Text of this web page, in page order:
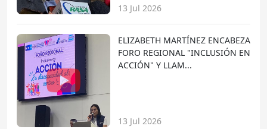
13 Jul 2026
ELIZABETH MARTÍNEZ ENCABEZA
FORO REGIONAL "INCLUSIÓN EN
ACCIÓN" Y LLAM...
13 Jul 2026